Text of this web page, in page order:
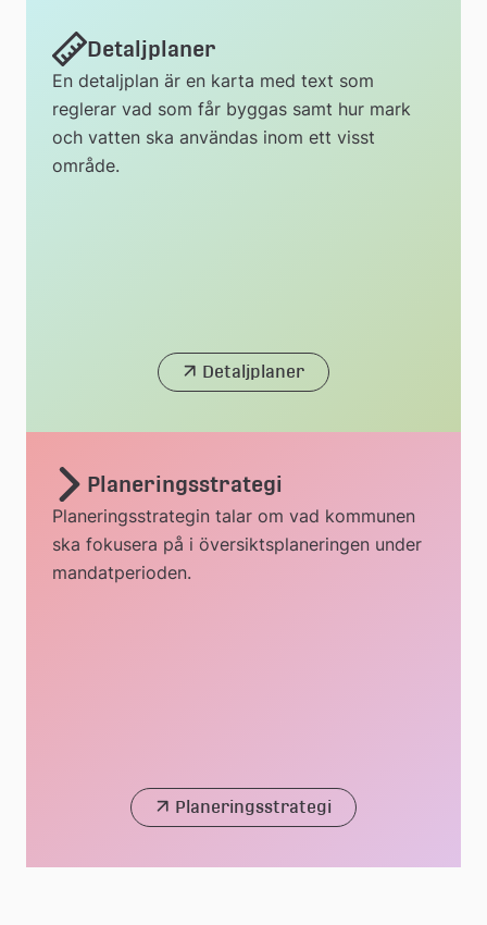
Detaljplaner
En detaljplan är en karta med text som
reglerar vad som får byggas samt hur mark
och vatten ska användas inom ett visst
område.
Detaljplaner
Planeringsstrategi
Planeringsstrategin talar om vad kommunen
ska fokusera på i översiktsplaneringen under
mandatperioden.
Planeringsstrategi